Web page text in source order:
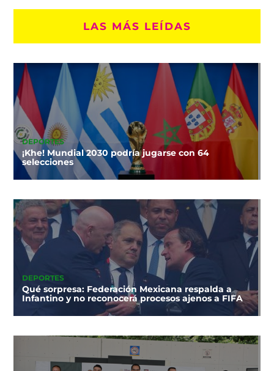
LAS MÁS LEÍDAS
DEPORTES
¡Khe! Mundial 2030 podría jugarse con 64
selecciones
DEPORTES
Qué sorpresa: Federación Mexicana respalda a
Infantino y no reconocerá procesos ajenos a FIFA